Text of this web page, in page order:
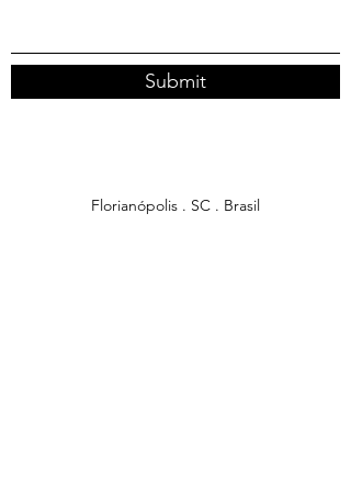
Submit
Florianópolis . SC . Brasil